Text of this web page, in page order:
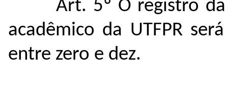
Art. 5º O registro
acadêmico da UTFPR
entre zero e dez.